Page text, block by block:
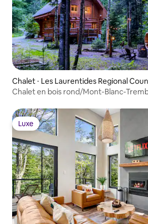
Chalet ⋅ Les Laurentides Regional
nicipality
Chalet en bois rond/Mont-Blanc-
Luxe
Luxe